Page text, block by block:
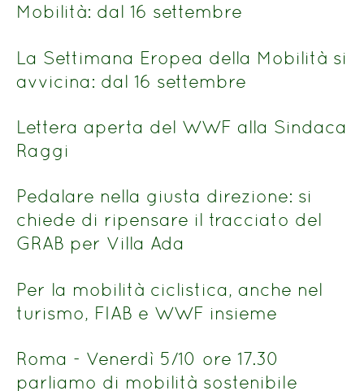
Mobilità: dal 16 settembre
La Settimana Eropea della Mobilità si
avvicina: dal 16 settembre
Lettera aperta del WWF alla Sindaca
Raggi
Pedalare nella giusta direzione: si
chiede di ripensare il tracciato del
GRAB per Villa Ada
Per la mobilità ciclistica, anche nel
turismo, FIAB e WWF insieme
Roma - Venerdì 5/10 ore 17.30
parliamo di mobilità sostenibile